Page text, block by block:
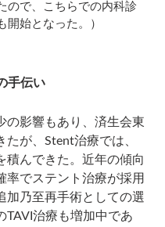
ので、こちらでの内科診
開始となった。）
手伝い
の影響もあり、済生会東
が、Stent治療では、
積んできた。近年の傾向
率でステント治療が採用
加乃至再手術としての選
TAVI治療も増加中であ